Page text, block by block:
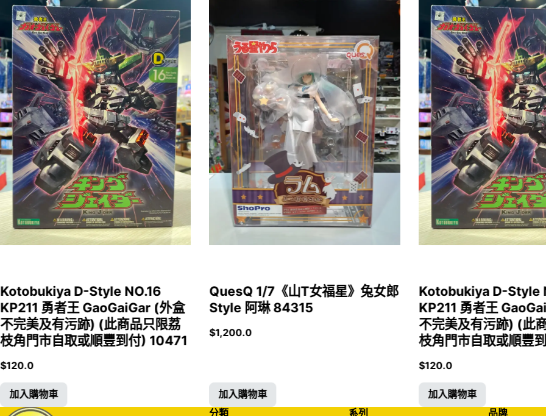
Kotobukiya D-Style NO.16
KP211 勇者王 GaoGaiGar (外盒
不完美及有污跡) (此商品只限荔
枝角門市自取或順豐到付) 10471
$120.0
加入購物車
QuesQ 1/7《山T女福星》兔女郎
Style 阿琳 84315
$1,200.0
加入購物車
Kotobukiya D-Style
KP211 勇者王
不完美及有污跡) (此
枝角門市自取或順豐
$120.0
加入購物車
分類
系列 品牌